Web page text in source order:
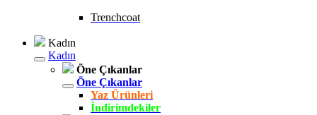
Trenchcoat
Kadın
Kadın
Öne Çıkanlar
Öne Çıkanlar
Yaz Ürünleri
İndirimdekiler